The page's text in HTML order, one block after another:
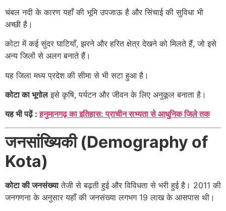
चंबल नदी के कारण यहाँ की भूमि उपजाऊ है और सिंचाई की सुविधा भी
अच्छी है।
कोटा में कई सुंदर घाटियाँ, झरने और हरित क्षेत्र देखने को मिलते हैं, जो इसे
अन्य जिलों से अलग बनाते हैं।
यह जिला मध्य प्रदेश की सीमा से भी सटा हुआ है।
कोटा का भूगोलइसे कृषि, पर्यटन और जीवन के लिए अनुकूल बनाता है।
यह भी पढ़ें :हनुमानगढ़ का इतिहास: प्राचीन सभ्यता से आधुनिक जिले तक
जनसांख्यिकी (Demography of
Kota)
कोटा की जनसंख्यातेजी से बढ़ती हुई और विविधता से भरी हुई है। 2011 की
जनगणना के अनुसार यहाँ की जनसंख्या लगभग 19 लाख के आसपास थी।